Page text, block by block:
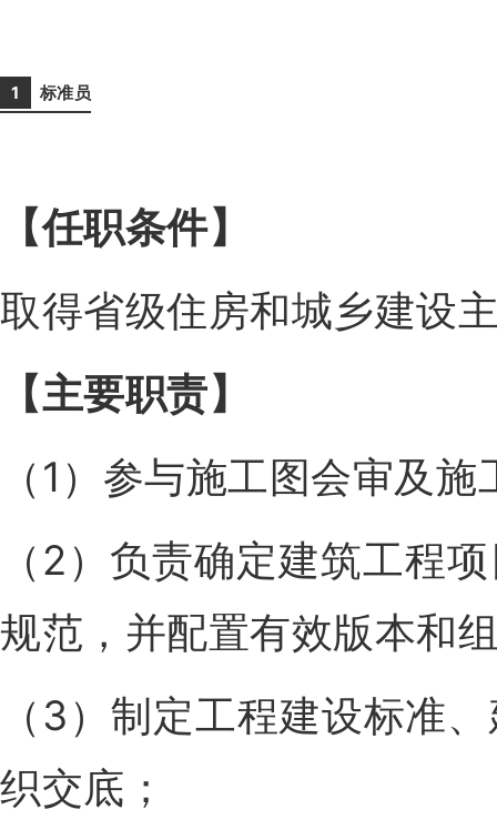
1 标准员
【任职条件】
取得省级住房和城乡建设
【主要职责】
（1）参与施工图会审及
（2）负责确定建筑工程
规范，并配置有效版本和
（3）制定工程建设标准
织交底；